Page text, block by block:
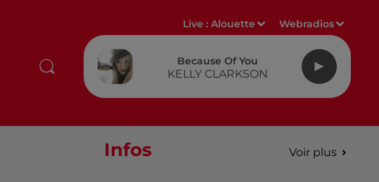
Live :Alouette Webradios
Because Of You
KELLY CLARKSON
Infos Voir plus